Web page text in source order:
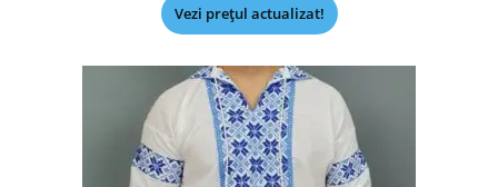
Vezi prețul actualizat!